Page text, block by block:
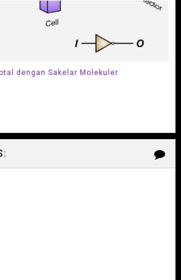
dengan Sakelar Molekuler